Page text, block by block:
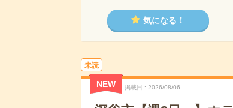
気になる！
未読
NEW 掲載日 2026/08/06